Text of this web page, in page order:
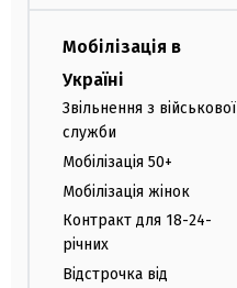
Мобілізація в
Україні
Звільнення з військової
служби
Мобілізація 50+
Мобілізація жінок
Контракт для 18-24-
річних
Відстрочка від